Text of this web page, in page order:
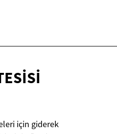
için giderek